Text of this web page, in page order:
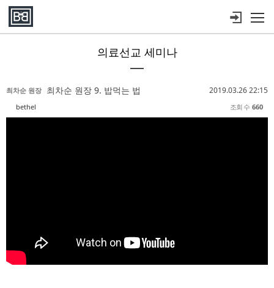
의료선교 세미나
최차순 원장 2019.03.26 22:15
최차순 원장 9. 밥먹는 법
bethel 조회 수 660
Sketchbook5, 스케치북5
Sketchbook5, 스케치북5
Sketchbook5, 스케치북5
Sketchbook5, 스케치북5